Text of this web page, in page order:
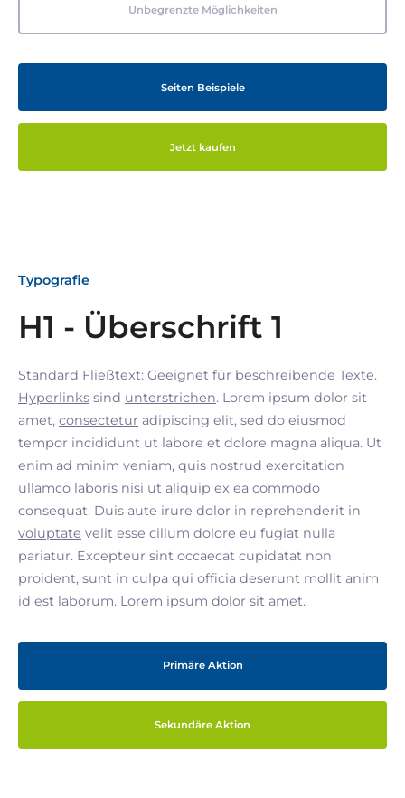
Unbegrenzte Möglichkeiten
Seiten Beispiele
Jetzt kaufen
Typografie
H1 - Überschrift 1
Standard Fließtext: Geeignet für beschreibende Texte.
Hyperlinks sind unterstrichen. Lorem ipsum dolor sit
amet, consectetur adipiscing elit, sed do eiusmod
tempor incididunt ut labore et dolore magna aliqua. Ut
enim ad minim veniam, quis nostrud exercitation
ullamco laboris nisi ut aliquip ex ea commodo
consequat. Duis aute irure dolor in reprehenderit in
voluptate velit esse cillum dolore eu fugiat nulla
pariatur. Excepteur sint occaecat cupidatat non
proident, sunt in culpa qui officia deserunt mollit anim
id est laborum. Lorem ipsum dolor sit amet.
Primäre Aktion
Sekundäre Aktion